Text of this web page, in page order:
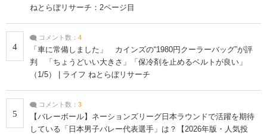
ねとらぼリサーチ：2ページ目
4
コメント数： 4
「車に常備しました」 カインズの“1980円クーラーバッグ”が評
判 「ちょうどいい大きさ」「保冷剤を止めるベルトが良い」
（1/5） | ライフ ねとらぼリサーチ
5
コメント数： 3
【バレーボール】ネーションズリーグ日本ラウンドで活躍を期待
している「日本男子バレー代表選手」は？【2026年版・人気投